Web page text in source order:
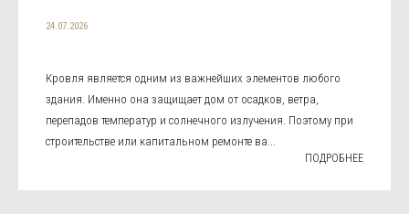
24.07.2026
Кровля является одним из важнейших элементов любого
здания. Именно она защищает дом от осадков, ветра,
перепадов температур и солнечного излучения. Поэтому при
строительстве или капитальном ремонте ва...
ПОДРОБНЕЕ